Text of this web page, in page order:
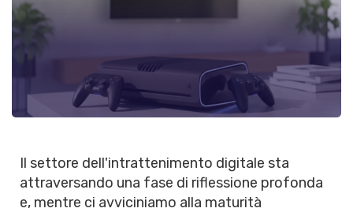
Il settore dell'intrattenimento digitale sta
attraversando una fase di riflessione profonda
e, mentre ci avviciniamo alla maturità